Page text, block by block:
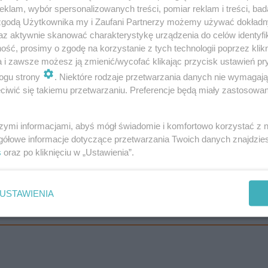
w kwestii najpopularniejszego pączka. Własne
smakiem tego sezonu jest dubajska
sprzedażowym będą pączusie à la Dubaj. Takie
Polska długa i szeroka.
jej składniki i ceny
wybór spersonalizowanych treści, pomiar reklam i treści,
Użytkownika my i Zaufani Partnerzy możemy używać
aktywnie skanować charakterystykę urządzenia do celów
prosimy o zgodę na korzystanie z tych technologii poprzez
i zawsze możesz ją zmienić/wycofać klikając przycisk ustawień
strony
. Niektóre rodzaje przetwarzania danych nie
się takiemu przetwarzaniu. Preferencje będą miały
informacjami, abyś mógł świadomie i komfortowo korzystać z
informacje dotyczące przetwarzania Twoich danych
oraz po kliknięciu w „Ustawienia”.
USTAWIENIA